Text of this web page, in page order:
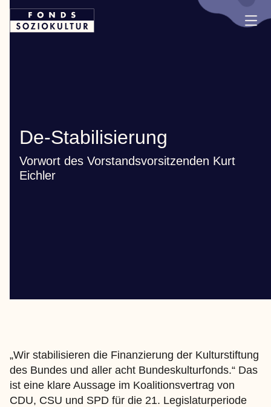
De-Stabilisierung
Vorwort des Vorstandsvorsitzenden Kurt
Eichler
„Wir stabilisieren die Finanzierung der Kulturstiftung
des Bundes und aller acht Bundeskulturfonds.“ Das
ist eine klare Aussage im Koalitionsvertrag von
CDU, CSU und SPD für die 21. Legislaturperiode